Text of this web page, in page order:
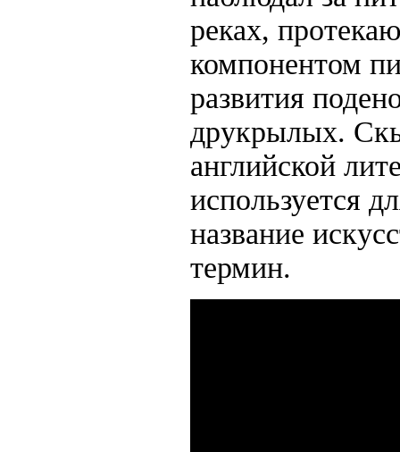
реках,
компонентом
развития
друкрылых.
английской
используется
название
термин.